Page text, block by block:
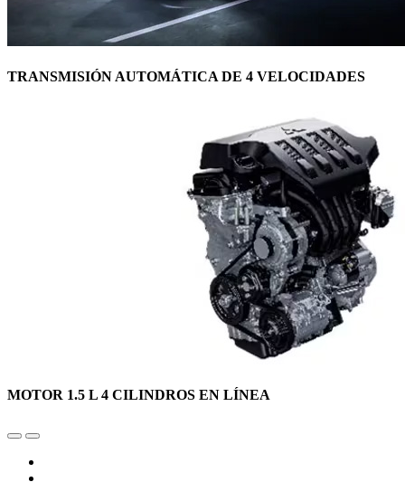
TRANSMISIÓN AUTOMÁTICA DE 4 VELOCIDADES
MOTOR 1.5 L 4 CILINDROS EN LÍNEA